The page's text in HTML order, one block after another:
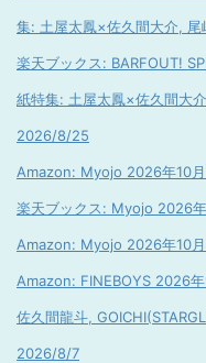
集: 土屋太鳳×佐久間大介,
楽天ブックス: BARFOUT!
紙特集: 土屋太鳳×佐久間大
2026/8/25
Amazon: Myojo 2026年10
楽天ブックス: Myojo 2026
Amazon: Myojo 2026年10
Amazon: FINEBOYS 2026
佐久間龍斗,
2026/8/7